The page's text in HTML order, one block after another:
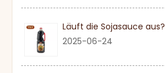
Läuft die Sojasauce aus?
2025-06-24